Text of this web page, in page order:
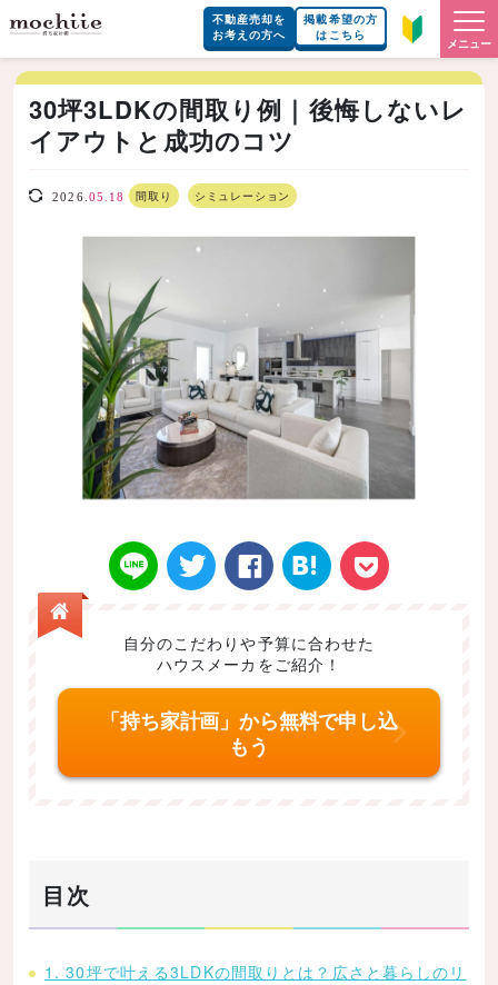
不動産売却を
お考えの方へ
掲載希望の方
はこちら
メニュー
30坪3LDKの間取り例｜後悔しないレ
イアウトと成功のコツ
2026. 05.18 間取り シミュレーション
Twitt Face はてなブ
自分のこだわりや予算に合わせた
ハウスメーカをご紹介！
「持ち家計画」から無料で申し込
もう
目次
1. 30坪で叶える3LDKの間取りとは？広さと暮らしのリ